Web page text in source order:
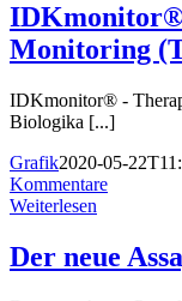
IDKmonitor®
Monitoring
IDKmonitor® -
Biologika [...]
Grafik2020-05-
Kommentare
Weiterlesen
Der neue